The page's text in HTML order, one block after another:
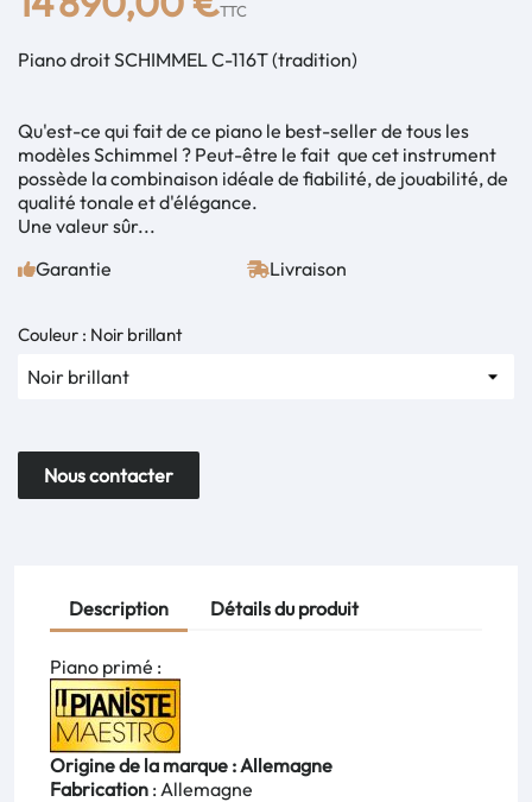
TTC
Piano droit SCHIMMEL C-116T (tradition)
Qu'est-ce qui fait de ce piano le best-seller de tous les
modèles Schimmel ? Peut-être le fait que cet instrument
possède la combinaison idéale de fiabilité, de jouabilité, de
qualité tonale et d'élégance.
Une valeur sûr...
Garantie
Livraison
Couleur : Noir brillant
Nous contacter
Description Détails du produit
Piano primé :
Origine de la marque : Allemagne
Fabrication : Allemagne